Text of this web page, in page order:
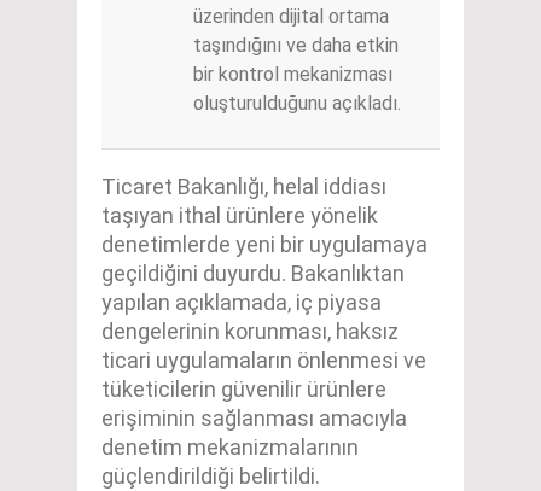
üzerinden dijital ortama
taşındığını ve daha etkin
bir kontrol mekanizması
oluşturulduğunu açıkladı.
Ticaret Bakanlığı, helal iddiası
taşıyan ithal ürünlere yönelik
denetimlerde yeni bir uygulamaya
geçildiğini duyurdu. Bakanlıktan
yapılan açıklamada, iç piyasa
dengelerinin korunması, haksız
ticari uygulamaların önlenmesi ve
tüketicilerin güvenilir ürünlere
erişiminin sağlanması amacıyla
denetim mekanizmalarının
güçlendirildiği belirtildi.